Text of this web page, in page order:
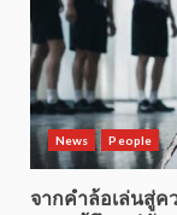
News People
จากคำล้อเล่นสู่ค